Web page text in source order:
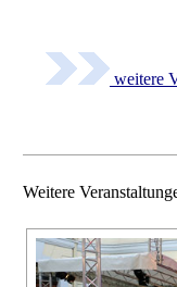
weitere
Weitere